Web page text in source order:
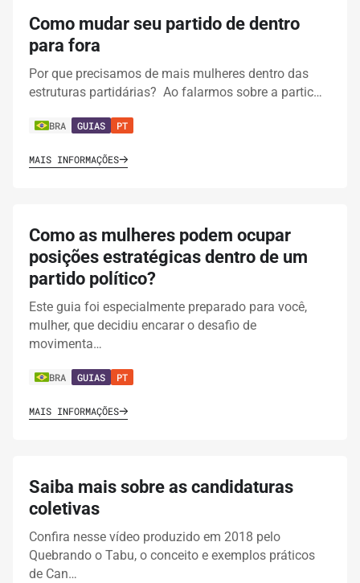
Como mudar seu partido de dentro
para fora
Por que precisamos de mais mulheres dentro das
estruturas partidárias? Ao falarmos sobre a partic…
BRA GUIAS PT
MAIS INFORMAÇÕES
Como as mulheres podem ocupar
posições estratégicas dentro de um
partido político?
Este guia foi especialmente preparado para você,
mulher, que decidiu encarar o desafio de
movimenta…
BRA GUIAS PT
MAIS INFORMAÇÕES
Saiba mais sobre as candidaturas
coletivas
Confira nesse vídeo produzido em 2018 pelo
Quebrando o Tabu, o conceito e exemplos práticos
de Can…